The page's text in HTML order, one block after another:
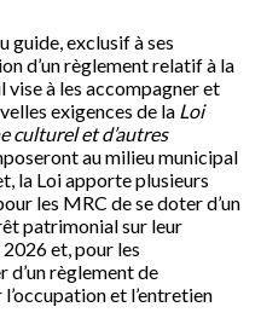
guide, exclusif à ses
d’un règlement relatif à la
à les accompagner et
exigences de la Loi
culturel et d’autres
au milieu municipal
la Loi apporte plusieurs
les MRC de se doter d’un
patrimonial sur leur
et, pour les
d’un règlement de
et l’entretien